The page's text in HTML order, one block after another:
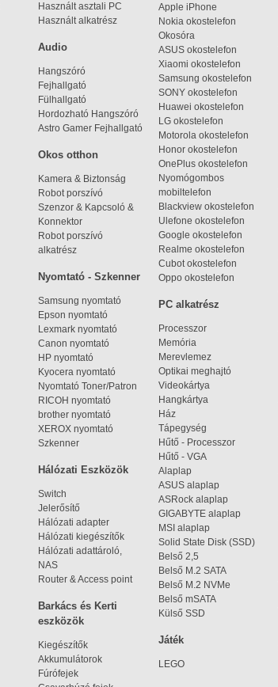
Használt asztali PC
Használt alkatrész
Apple iPhone
Nokia okostelefon
Okosóra
ASUS okostelefon
Xiaomi okostelefon
Samsung okostelefon
SONY okostelefon
Huawei okostelefon
LG okostelefon
Motorola okostelefon
Honor okostelefon
OnePlus okostelefon
Nyomógombos
mobiltelefon
Blackview okostelefon
Ulefone okostelefon
Google okostelefon
Realme okostelefon
Cubot okostelefon
Oppo okostelefon
Audio
Hangszóró
Fejhallgató
Fülhallgató
Hordozható Hangszóró
Astro Gamer Fejhallgató
Okos otthon
Kamera & Biztonság
Robot porszívó
Szenzor & Kapcsoló &
Konnektor
Robot porszívó
alkatrész
Nyomtató - Szkenner
Samsung nyomtató
Epson nyomtató
Lexmark nyomtató
Canon nyomtató
HP nyomtató
Kyocera nyomtató
Nyomtató Toner/Patron
RICOH nyomtató
brother nyomtató
XEROX nyomtató
Szkenner
PC alkatrész
Processzor
Memória
Merevlemez
Optikai meghajtó
Videokártya
Hangkártya
Ház
Tápegység
Hűtő - Processzor
Hűtő - VGA
Alaplap
ASUS alaplap
ASRock alaplap
GIGABYTE alaplap
MSI alaplap
Solid State Disk (SSD)
Belső 2,5
Belső M.2 SATA
Belső M.2 NVMe
Belső mSATA
Külső SSD
Hálózati Eszközök
Switch
Jelerősítő
Hálózati adapter
Hálózati kiegészítők
Hálózati adattároló,
NAS
Router & Access point
Barkács és Kerti
eszközök
Kiegészítők
Akkumulátorok
Fúrófejek
Játék
LEGO